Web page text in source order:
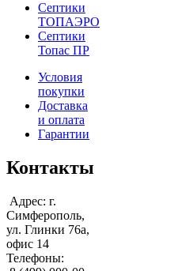
Септики
ТОПАЭРО
Септики
Топас ПР
Условия
покупки
Доставка
и оплата
Гарантии
Контакты
Адрес: г.
Симферополь,
ул. Глинки 76а,
офис 14
Телефоны: